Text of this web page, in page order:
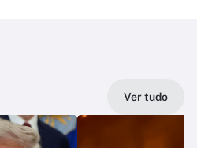
Ver tudo